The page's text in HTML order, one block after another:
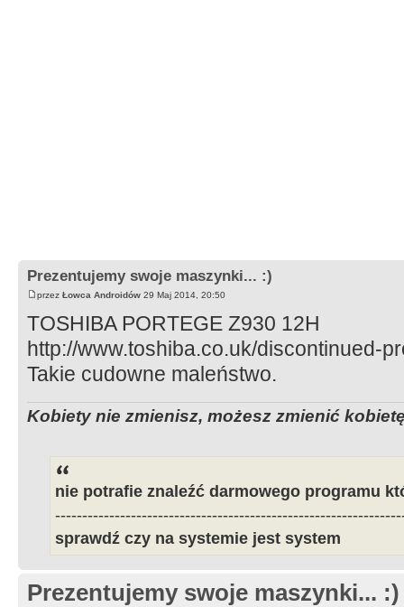
Prezentujemy swoje maszynki... :)
przez Łowca Androidów 29 Maj 2014, 20:50
TOSHIBA PORTEGE Z930 12H
http://www.toshiba.co.uk/discontinued-
Takie cudowne maleństwo.
Kobiety nie zmienisz, możesz zmienić
nie potrafie znaleźć darmowego programu
sprawdź czy na systemie jest system
Prezentujemy swoje maszynki... :)